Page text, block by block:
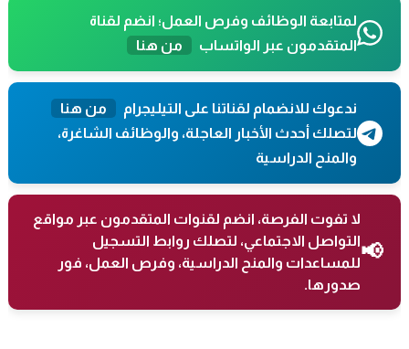
لمتابعة الوظائف وفرص العمل؛ انضم لقناة
المتقدمون عبر الواتساب
من هنا
ندعوك للانضمام لقناتنا على التيليجرام
من هنا
لتصلك أحدث الأخبار العاجلة، والوظائف الشاغرة،
والمنح الدراسية
📢
لا تفوت الفرصة، انضم لقنوات المتقدمون عبر مواقع
التواصل الاجتماعي، لتصلك روابط التسجيل
للمساعدات والمنح الدراسية، وفرص العمل، فور
صدورها.